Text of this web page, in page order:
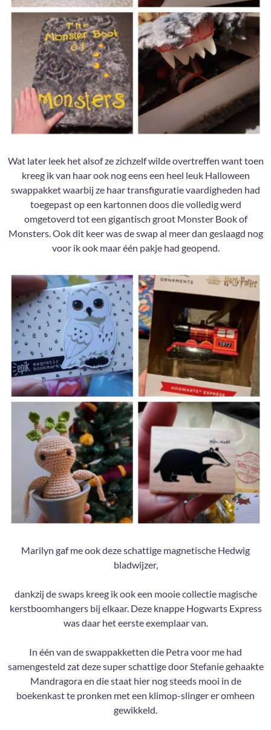
Wat later leek het alsof ze zichzelf wilde overtreffen want toen
kreeg ik van haar ook nog eens een heel leuk Halloween
swappakket waarbij ze haar transfiguratie vaardigheden had
toegepast op een kartonnen doos die volledig werd
omgetoverd tot een gigantisch groot Monster Book of
Monsters. Ook dit keer was de swap al meer dan geslaagd nog
voor ik ook maar één pakje had geopend.
Marilyn gaf me ook deze schattige magnetische Hedwig
bladwijzer,
dankzij de swaps kreeg ik ook een mooie collectie magische
kerstboomhangers bij elkaar. Deze knappe Hogwarts Express
was daar het eerste exemplaar van.
In één van de swappakketten die Petra voor me had
samengesteld zat deze super schattige door Stefanie gehaakte
Mandragora en die staat hier nog steeds mooi in de
boekenkast te pronken met een klimop-slinger er omheen
gewikkeld.